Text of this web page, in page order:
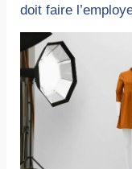
doit faire